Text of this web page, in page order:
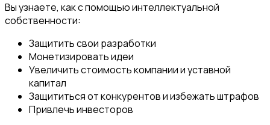
Вы узнаете, как с помощью интеллектуальной
собственности:
Защитить свои разработки
Монетизировать идеи
Увеличить стоимость компании и уставной
капитал
Защититься от конкурентов и избежать штрафов
Привлечь инвесторов